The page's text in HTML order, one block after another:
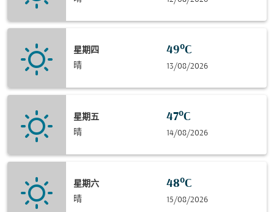
星期四
晴
49°C
13/08/2026
星期五
晴
47°C
14/08/2026
星期六
晴
48°C
15/08/2026